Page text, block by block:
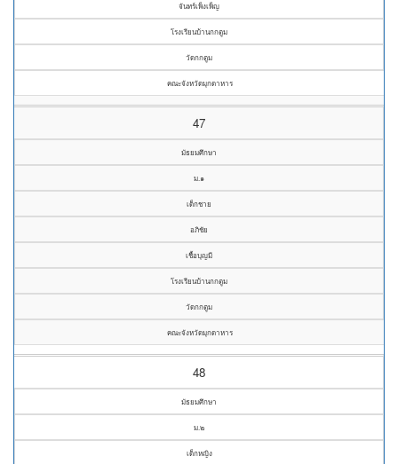
จันทร์เพ็งเพ็ญ
โรงเรียนบ้านกกตูม
วัดกกตูม
คณะจังหวัดมุกดาหาร
47
มัธยมศึกษา
ม.๑
เด็กชาย
อภิชัย
เชื้อบุญมี
โรงเรียนบ้านกกตูม
วัดกกตูม
คณะจังหวัดมุกดาหาร
48
มัธยมศึกษา
ม.๒
เด็กหญิง